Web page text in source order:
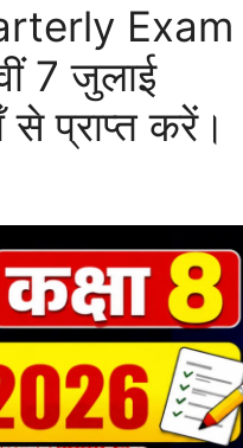
Exam
7 जुलाई
से प्राप्त करें।